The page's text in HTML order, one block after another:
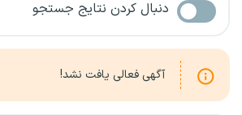
دنبال کردن نتایج جستجو
آگهی فعالی یافت نشد!